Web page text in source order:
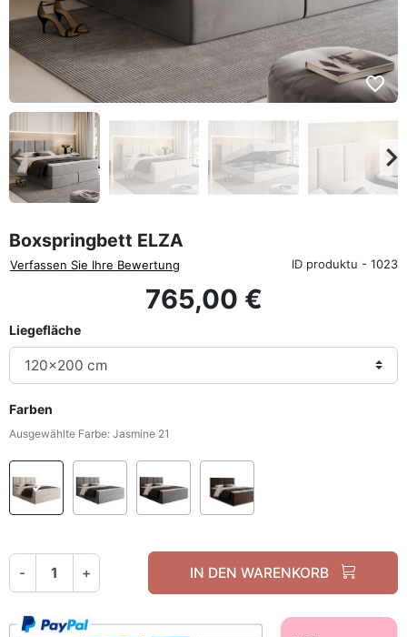
favorite_border
Zurück
Boxspringbett ELZA
Verfassen Sie Ihre Bewertung ID produktu - 1023
765,00 €
Liegefläche
Farben
Ausgewählte Farbe: Jasmine 21
Jasmine 21
- + IN DEN WARENKORB